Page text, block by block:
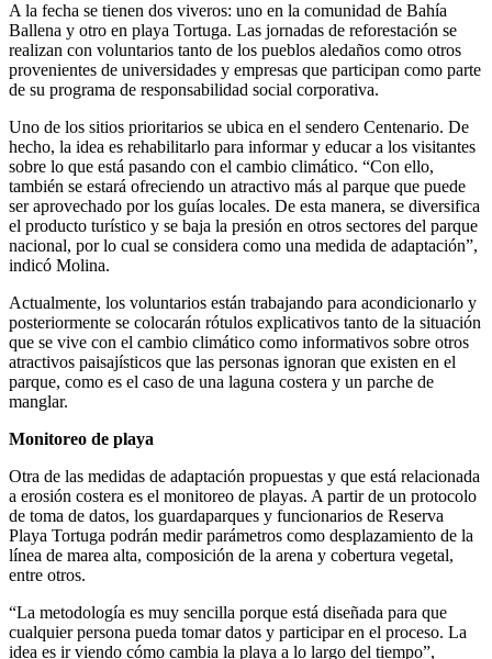
A la fecha se tienen dos viveros: uno en la comunidad de Bahía
Ballena y otro en playa Tortuga. Las jornadas de reforestación se
realizan con voluntarios tanto de los pueblos aledaños como otros
provenientes de universidades y empresas que participan como parte
de su programa de responsabilidad social corporativa.
Uno de los sitios prioritarios se ubica en el sendero Centenario. De
hecho, la idea es rehabilitarlo para informar y educar a los visitantes
sobre lo que está pasando con el cambio climático. “Con ello,
también se estará ofreciendo un atractivo más al parque que puede
ser aprovechado por los guías locales. De esta manera, se diversifica
el producto turístico y se baja la presión en otros sectores del parque
nacional, por lo cual se considera como una medida de adaptación”,
indicó Molina.
Actualmente, los voluntarios están trabajando para acondicionarlo y
posteriormente se colocarán rótulos explicativos tanto de la situación
que se vive con el cambio climático como informativos sobre otros
atractivos paisajísticos que las personas ignoran que existen en el
parque, como es el caso de una laguna costera y un parche de
manglar.
Monitoreo de playa
Otra de las medidas de adaptación propuestas y que está relacionada
a erosión costera es el monitoreo de playas. A partir de un protocolo
de toma de datos, los guardaparques y funcionarios de Reserva
Playa Tortuga podrán medir parámetros como desplazamiento de la
línea de marea alta, composición de la arena y cobertura vegetal,
entre otros.
“La metodología es muy sencilla porque está diseñada para que
cualquier persona pueda tomar datos y participar en el proceso. La
idea es ir viendo cómo cambia la playa a lo largo del tiempo”,